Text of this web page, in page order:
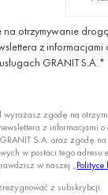
na otrzymywanie
z
GRANIT S.A.*
wyrażasz zgodę na
z informacjami o
S.A. oraz zgodę
w postaci tego
w naszej „Polityce
z subskrybcji.